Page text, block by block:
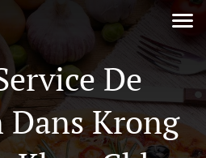
De
Krong